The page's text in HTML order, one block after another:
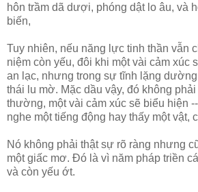
hôn trầm dã dượi, phóng dật lo âu, và
biến,
Tuy nhiên, nếu năng lực tinh thần vẫn
niệm còn yếu, đôi khi một vài cảm xúc
an lạc, nhưng trong sự tĩnh lặng
thái lu mờ. Mặc dầu vậy, đó không
thường, một vài cảm xúc sẽ biểu hiện
nghe một tiếng động hay thấy một vật,
Nó không phải thật sự rõ ràng nhưng
một giấc mơ. Đó là vì năm pháp triền
và còn yếu ớt.